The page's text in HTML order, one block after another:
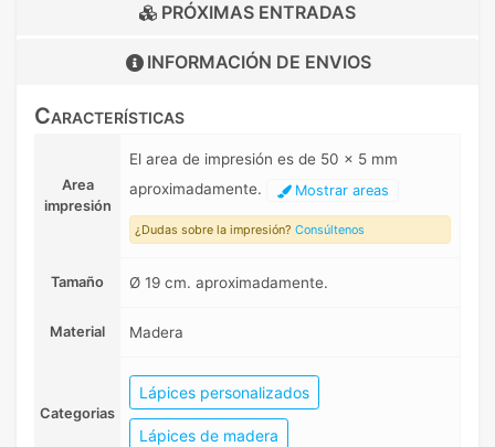
PRÓXIMAS ENTRADAS
INFORMACIÓN DE ENVIOS
Características
Area
impresión
El area de impresión es de 50 x 5 mm
aproximadamente.
Mostrar areas
¿Dudas sobre la impresión? Consúltenos
Tamaño Ø 19 cm. aproximadamente.
Material Madera
Categorias
Lápices personalizados
Lápices de madera